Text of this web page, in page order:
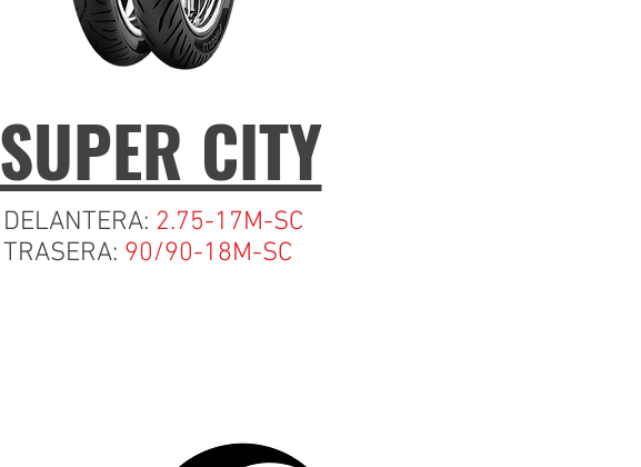
SUPER CITY
DELANTERA: 2.75-17M-SC
TRASERA: 90/90-18M-SC